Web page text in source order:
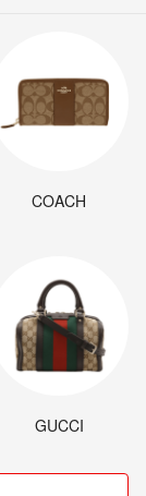
COACH
GUCCI